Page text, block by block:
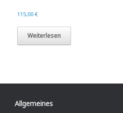
115,00 €
Weiterlesen
Allgemeines